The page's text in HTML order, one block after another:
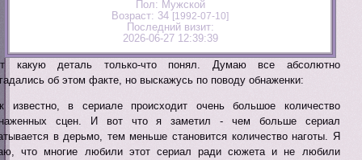
Пол: Мужской
Возраст: 34 [1992-07-10]
Последний визит:
2026-06-27 12:39:39
какую деталь только-что понял. Думаю все абсолютно
об этом факте, но выскажусь по поводу обнаженки:
известно, в сериале происходит очень большое количество
сцен. И вот что я заметил - чем больше сериал
в дерьмо, тем меньше становится количество наготы. Я
что многие любили этот сериал ради сюжета и не любили